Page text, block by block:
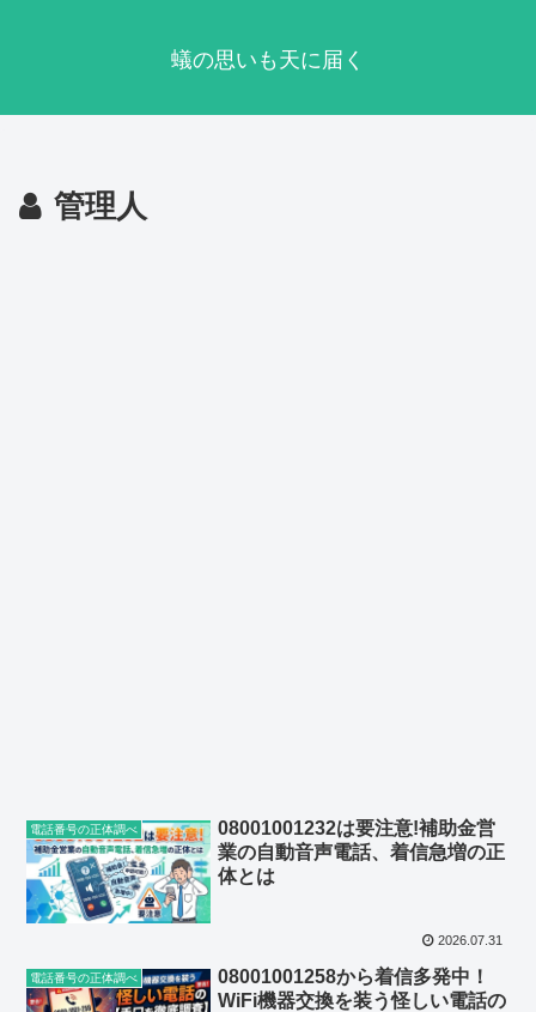
蟻の思いも天に届く
管理人
電話番号の正体調べ
08001001232は要注意!補助金営
業の自動音声電話、着信急増の正
体とは
2026.07.31
電話番号の正体調べ
08001001258から着信多発中！
WiFi機器交換を装う怪しい電話の